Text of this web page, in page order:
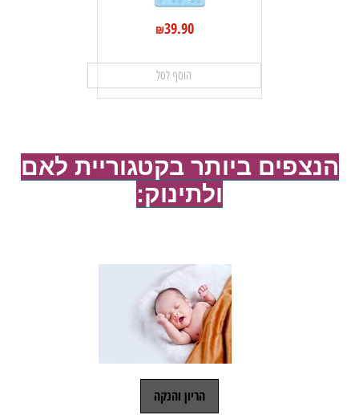
₪39.90
הוסף לסל
הנצפים ביותר בקטגוריית לאם
ולתינוק:
הריון והנקה